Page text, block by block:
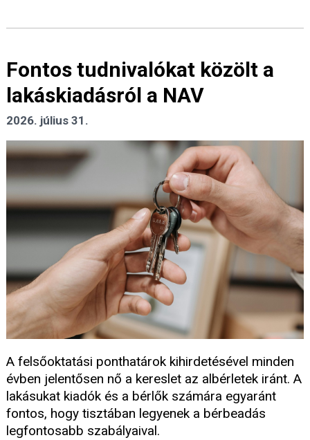
Fontos tudnivalókat közölt a
lakáskiadásról a NAV
2026. július 31.
A felsőoktatási ponthatárok kihirdetésével minden
évben jelentősen nő a kereslet az albérletek iránt. A
lakásukat kiadók és a bérlők számára egyaránt
fontos, hogy tisztában legyenek a bérbeadás
legfontosabb szabályaival.